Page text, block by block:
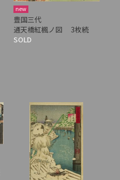
new
豊国三代
通天橋紅楓ノ図 3枚続
SOLD